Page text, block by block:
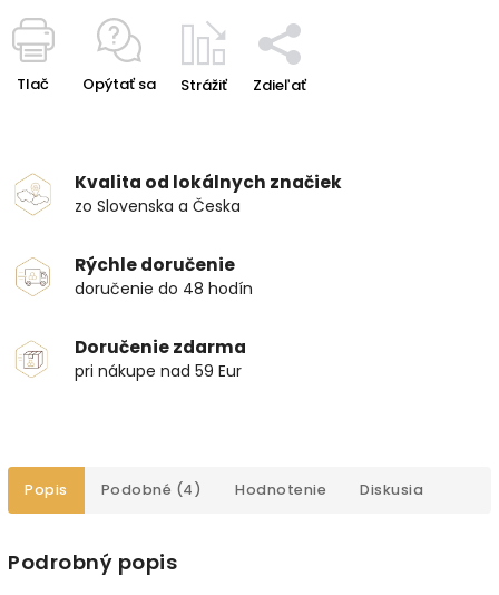
Tlač Opýtať sa Strážiť Zdieľať
Kvalita od lokálnych značiek
zo Slovenska a Česka
Rýchle doručenie
doručenie do 48 hodín
Doručenie zdarma
pri nákupe nad 59 Eur
Popis Podobné (4) Hodnotenie Diskusia
Podrobný popis